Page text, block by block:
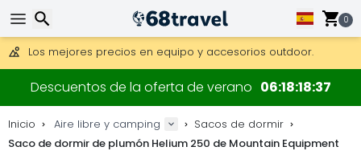
0
Envío DHL 1 día disponible.
30 días para devoluciones, 90 días para mapas de madera
Los mejores precios en equipo y accesorios outdoor.
Descuentos de la oferta de verano 06181836
Inicio Aire libre y camping
Sacos de dormir
Saco de dormir de plumón Helium 250 de Mountain Equipment
Buscar